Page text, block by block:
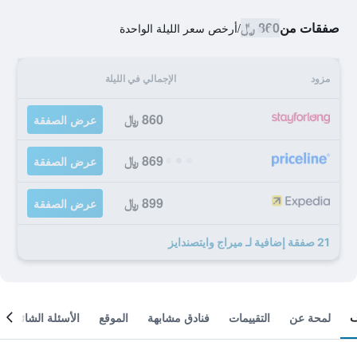
صفقات من860 ﷼ /أرخص سعر الليلة الواحدة
مزود الإجمالي في الليلة
860 ﷼ عرض الصفقة
869 ﷼ عرض الصفقة
899 ﷼ عرض الصفقة
21 صفقة إضافية لـ ميراج وايتصندايز
لمحة عن التقييمات فنادق مشابهة الموقع الأسئلة الشائعة